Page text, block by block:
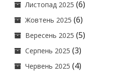
Листопад 2025 (6)
Жовтень 2025 (6)
Вересень 2025 (5)
Серпень 2025 (3)
Червень 2025 (4)